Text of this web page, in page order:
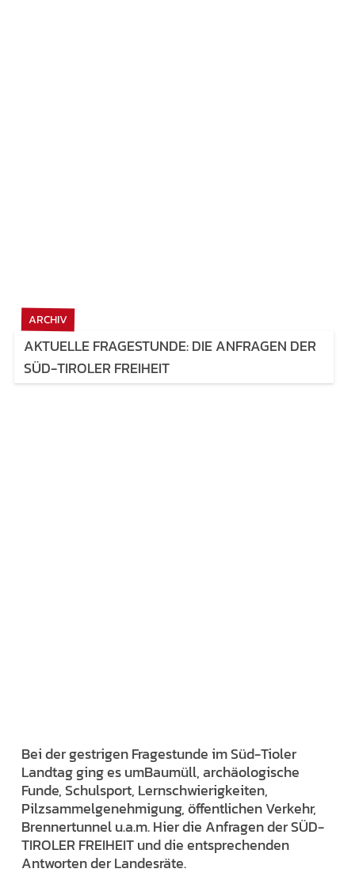
ARCHIV
AKTUELLE FRAGESTUNDE: DIE ANFRAGEN DER
SÜD-TIROLER FREIHEIT
Bei der gestrigen Fragestunde im Süd-Tioler
Landtag ging es umBaumüll, archäologische
Funde, Schulsport, Lernschwierigkeiten,
Pilzsammelgenehmigung, öffentlichen Verkehr,
Brennertunnel u.a.m. Hier die Anfragen der SÜD-
TIROLER FREIHEIT und die entsprechenden
Antworten der Landesräte.